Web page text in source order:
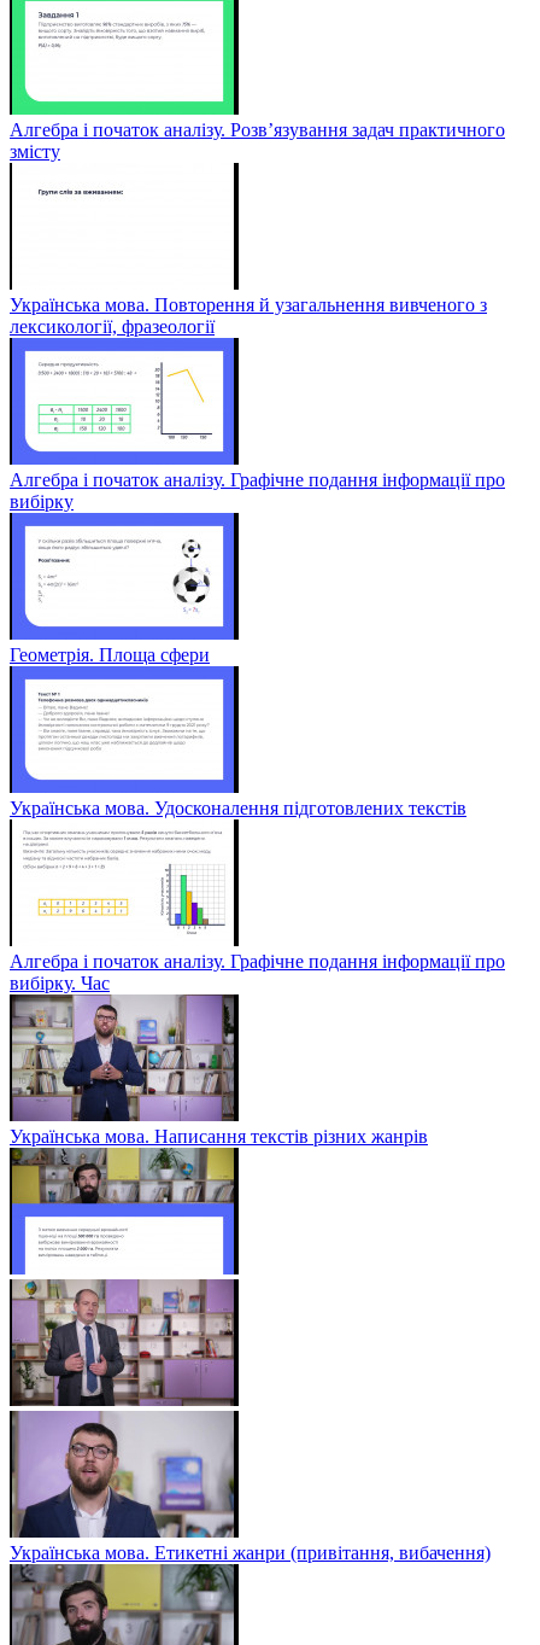
Алгебра і початок аналізу. Розв’язування задач практичного
змісту
Українська мова. Повторення й узагальнення вивченого з
лексикології, фразеології
Алгебра і початок аналізу. Графічне подання інформації про
вибірку
Геометрія. Площа сфери
Українська мова. Удосконалення підготовлених текстів
Алгебра і початок аналізу. Графічне подання інформації про
вибірку. Час
Українська мова. Написання текстів різних жанрів
Українська мова. Етикетні жанри (привітання, вибачення)